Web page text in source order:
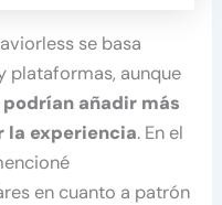
se basa
plataformas, aunque
podrían añadir más
la experiencia. En el
en cuanto a patrón